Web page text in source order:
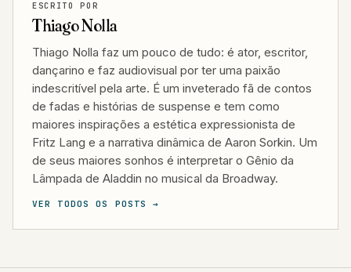
ESCRITO POR
Thiago Nolla
Thiago Nolla faz um pouco de tudo: é ator, escritor,
dançarino e faz audiovisual por ter uma paixão
indescritível pela arte. É um inveterado fã de contos
de fadas e histórias de suspense e tem como
maiores inspirações a estética expressionista de
Fritz Lang e a narrativa dinâmica de Aaron Sorkin. Um
de seus maiores sonhos é interpretar o Gênio da
Lâmpada de Aladdin no musical da Broadway.
VER TODOS OS POSTS →